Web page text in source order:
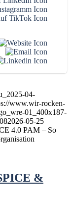
04-
www.wir-rocken-
01_400x187-
2026-05-25
4.0 PAM – So
&